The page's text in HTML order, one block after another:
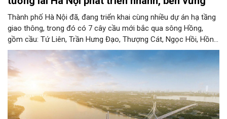
Thành phố Hà Nội đã, đang triển khai cùng nhiều dự án hạ tầng
giao thông, trong đó có 7 cây cầu mới bắc qua sông Hồng,
gồm cầu: Tứ Liên, Trần Hưng Đạo, Thượng Cát, Ngọc Hồi, Hồng
Hà, Mễ Sở và Vân Phúc. 7 cây cầu này vừa giải bài toán hạ tầng
giao thông Thủ đô, vừa thể hiện tầm nhìn chiến lược và cuộc
cách mạng không gian để định hình tương lai phát triển bền
vững Thủ đô trong kỷ nguyên mới.